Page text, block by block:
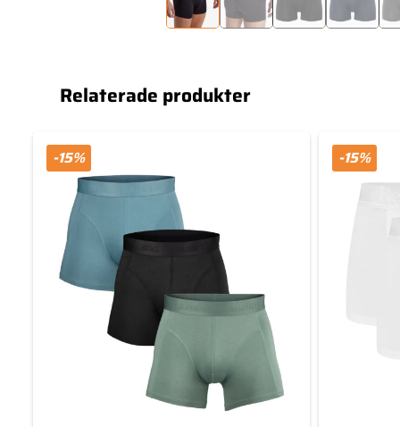
Relaterade produkter
-15% -15%